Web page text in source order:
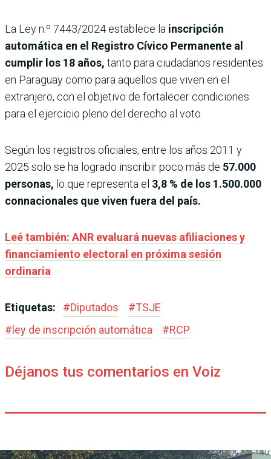
La Ley n.º 7443/2024 establece la inscripción
automática en el Registro Cívico Permanente al
cumplir los 18 años, tanto para ciudadanos residentes
en Paraguay como para aquellos que viven en el
extranjero, con el objetivo de fortalecer condiciones
para el ejercicio pleno del derecho al voto.
Según los registros oficiales, entre los años 2011 y
2025 solo se ha logrado inscribir poco más de 57.000
personas, lo que representa el 3,8 % de los 1.500.000
connacionales que viven fuera del país.
Leé también: ANR evaluará nuevas afiliaciones y
financiamiento electoral en próxima sesión
ordinaria
Etiquetas: #Diputados #TSJE
#ley de inscripción automática #RCP
Déjanos tus comentarios en Voiz